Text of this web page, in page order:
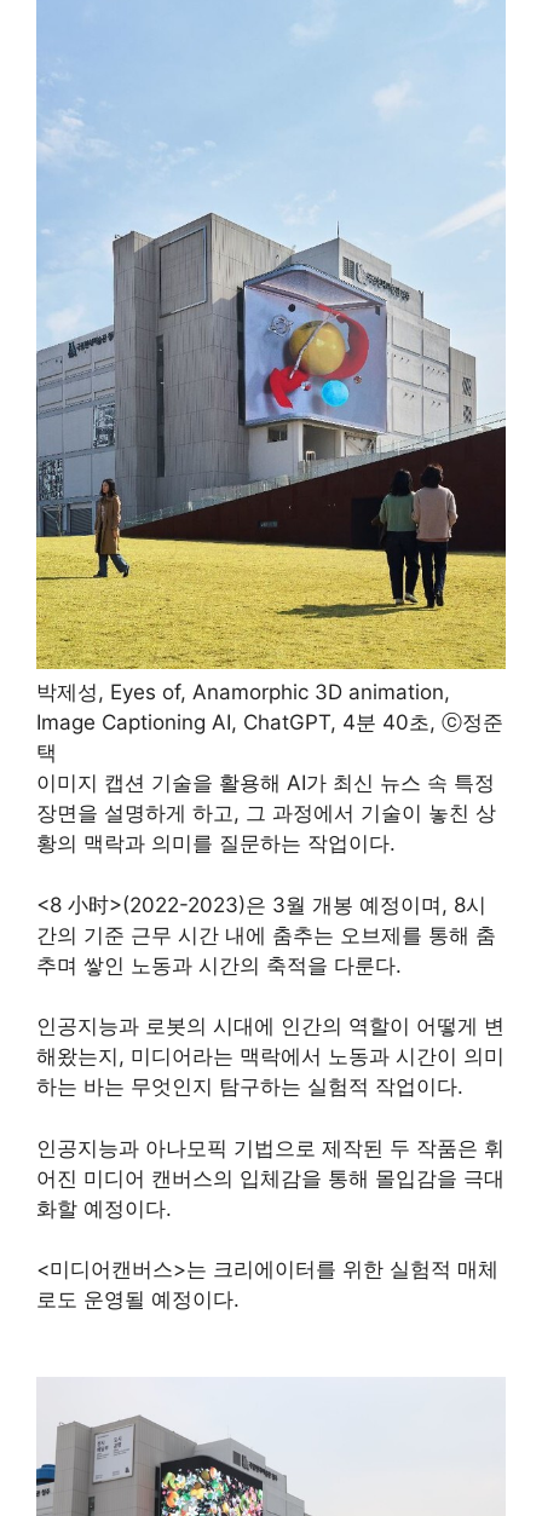
박제성, Eyes of, Anamorphic 3D animation,
Image Captioning AI, ChatGPT, 4분 40초, ⓒ정준
택
이미지 캡션 기술을 활용해 AI가 최신 뉴스 속 특정
장면을 설명하게 하고, 그 과정에서 기술이 놓친 상
황의 맥락과 의미를 질문하는 작업이다.
<8 小时>(2022-2023)은 3월 개봉 예정이며, 8시
간의 기준 근무 시간 내에 춤추는 오브제를 통해 춤
추며 쌓인 노동과 시간의 축적을 다룬다.
인공지능과 로봇의 시대에 인간의 역할이 어떻게 변
해왔는지, 미디어라는 맥락에서 노동과 시간이 의미
하는 바는 무엇인지 탐구하는 실험적 작업이다.
인공지능과 아나모픽 기법으로 제작된 두 작품은 휘
어진 미디어 캔버스의 입체감을 통해 몰입감을 극대
화할 예정이다.
<미디어캔버스>는 크리에이터를 위한 실험적 매체
로도 운영될 예정이다.